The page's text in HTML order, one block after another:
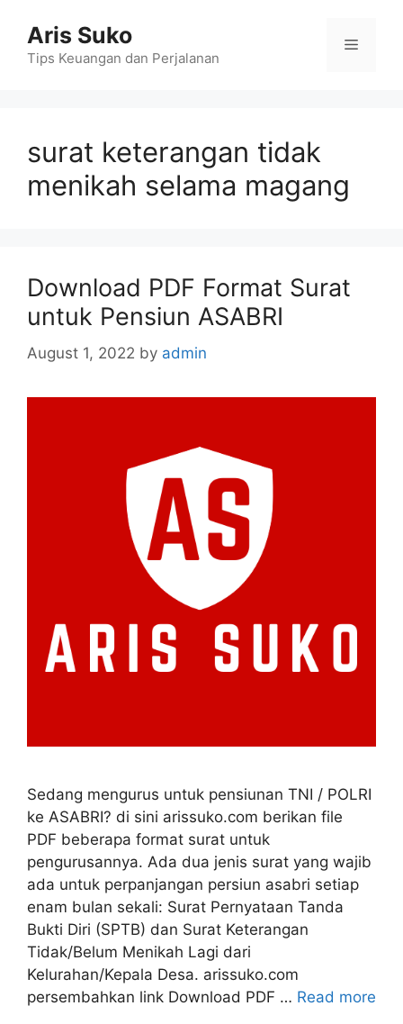
content
Aris Suko
Tips Keuangan dan Perjalanan
Menu
surat keterangan tidak
menikah selama magang
Download PDF Format Surat
untuk Pensiun ASABRI
August 1, 2022 by admin
Sedang mengurus untuk pensiunan TNI / POLRI
ke ASABRI? di sini arissuko.com berikan file
PDF beberapa format surat untuk
pengurusannya. Ada dua jenis surat yang wajib
ada untuk perpanjangan persiun asabri setiap
enam bulan sekali: Surat Pernyataan Tanda
Bukti Diri (SPTB) dan Surat Keterangan
Tidak/Belum Menikah Lagi dari
Kelurahan/Kepala Desa. arissuko.com
persembahkan link Download PDF … Read more